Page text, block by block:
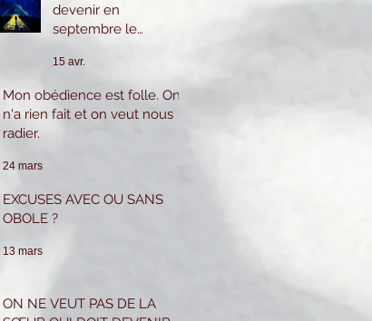
devenir en
septembre le
Surveillant cela
m'inquiète beaucoup
car je n'ai pas le
savoir ni l'expérience
15 avr.
Mon obédience est folle. On
n'a rien fait et on veut nous
radier.
24 mars
EXCUSES AVEC OU SANS
OBOLE ?
13 mars
ON NE VEUT PAS DE LA